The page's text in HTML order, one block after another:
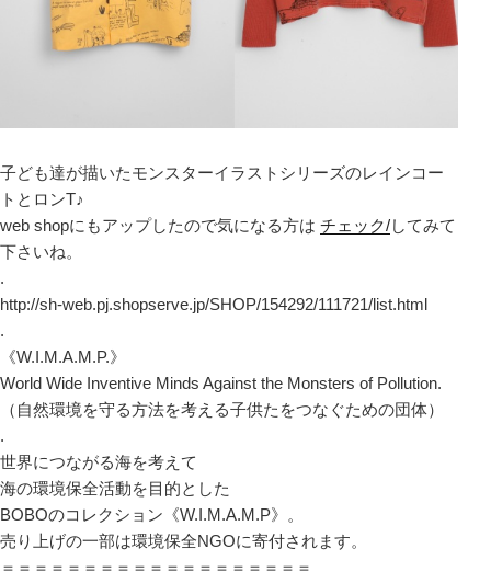
子ども達が描いたモンスターイラストシリーズのレインコー
トとロンT♪
web shopにもアップしたので気になる方は チェック/してみて
下さいね。
.
http://sh-web.pj.shopserve.jp/SHOP/154292/111721/list.html
.
《W.I.M.A.M.P.》
World Wide Inventive Minds Against the Monsters of Pollution.
（自然環境を守る方法を考える子供たをつなぐための団体）
.
世界につながる海を考えて
海の環境保全活動を目的とした
BOBOのコレクション《W.I.M.A.M.P》。
売り上げの一部は環境保全NGOに寄付されます。
＝＝＝＝＝＝＝＝＝＝＝＝＝＝＝＝＝＝＝